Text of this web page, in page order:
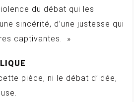
du débat qui les
sincérité, d’une justesse qui
captivantes. »
:
pièce, ni le débat d’idée,